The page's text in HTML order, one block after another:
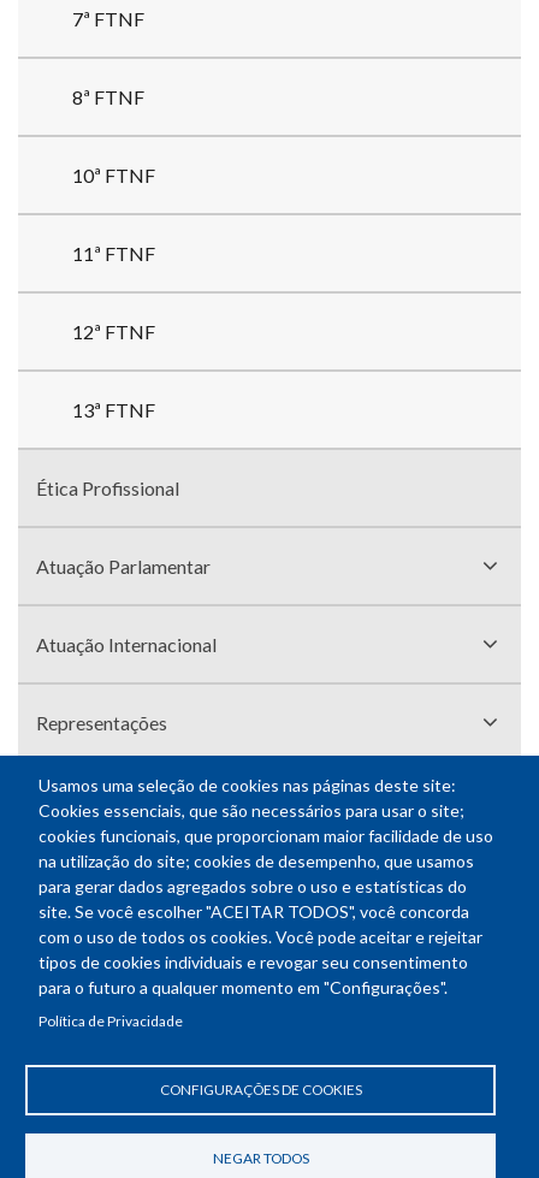
Usamos uma seleção de cookies nas páginas deste site:
Cookies essenciais, que são necessários para usar o site;
cookies funcionais, que proporcionam maior facilidade de uso
na utilização do site; cookies de desempenho, que usamos
para gerar dados agregados sobre o uso e estatísticas do
site. Se você escolher "ACEITAR TODOS", você concorda
com o uso de todos os cookies. Você pode aceitar e rejeitar
tipos de cookies individuais e revogar seu consentimento
para o futuro a qualquer momento em "Configurações".
Política de Privacidade
CONFIGURAÇÕES DE COOKIES
NEGAR TODOS
7ª FTNF
8ª FTNF
10ª FTNF
11ª FTNF
12ª FTNF
13ª FTNF
Ética Profissional
Atuação Parlamentar
Atuação Internacional
Representações
facebooktwitter instagramyoutube